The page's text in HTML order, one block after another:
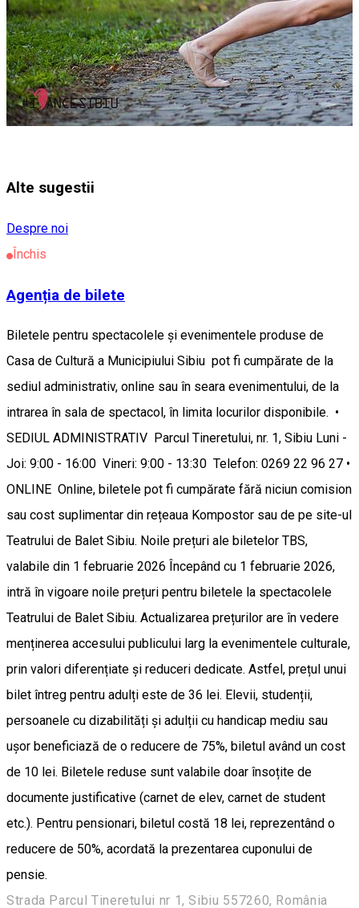
Alte sugestii
Despre noi
Închis
Agenția de bilete
Biletele pentru spectacolele și evenimentele produse de
Casa de Cultură a Municipiului Sibiu pot fi cumpărate de la
sediul administrativ, online sau în seara evenimentului, de la
intrarea în sala de spectacol, în limita locurilor disponibile. •
SEDIUL ADMINISTRATIV Parcul Tineretului, nr. 1, Sibiu Luni -
Joi: 9:00 - 16:00 Vineri: 9:00 - 13:30 Telefon: 0269 22 96 27 •
ONLINE Online, biletele pot fi cumpărate fără niciun comision
sau cost suplimentar din rețeaua Kompostor sau de pe site-ul
Teatrului de Balet Sibiu. Noile prețuri ale biletelor TBS,
valabile din 1 februarie 2026 Începând cu 1 februarie 2026,
intră în vigoare noile prețuri pentru biletele la spectacolele
Teatrului de Balet Sibiu. Actualizarea prețurilor are în vedere
menținerea accesului publicului larg la evenimentele culturale,
prin valori diferențiate și reduceri dedicate. Astfel, prețul unui
bilet întreg pentru adulți este de 36 lei. Elevii, studenții,
persoanele cu dizabilități și adulții cu handicap mediu sau
ușor beneficiază de o reducere de 75%, biletul având un cost
de 10 lei. Biletele reduse sunt valabile doar însoțite de
documente justificative (carnet de elev, carnet de student
etc.). Pentru pensionari, biletul costă 18 lei, reprezentând o
reducere de 50%, acordată la prezentarea cuponului de
pensie.
Strada Parcul Tineretului nr 1, Sibiu 557260, România